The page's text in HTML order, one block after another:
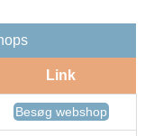
Link
Besøg webshop